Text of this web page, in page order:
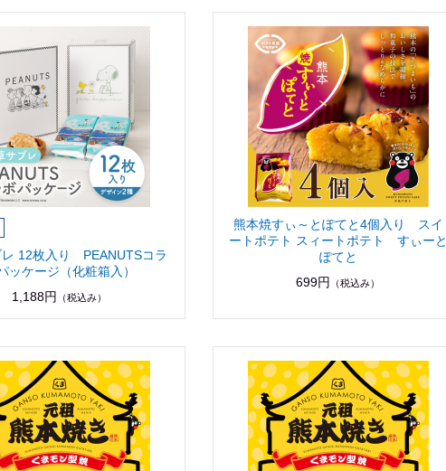
レ 12枚入り PEANUTSコラ
ッケージ（化粧箱入）
1,188円
（税込み）
熊本焼すぃ～とぽてと4個入り スイ
ートポテト スィートポテト すぃーと
ぽてと
699円
（税込み）